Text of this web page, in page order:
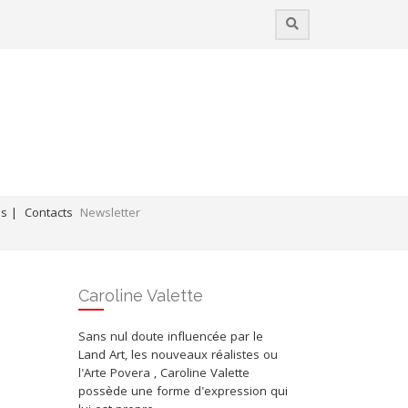
| Contacts Newsletter
Caroline Valette
Sans nul doute influencée par le
Land Art, les nouveaux réalistes ou
l'Arte Povera , Caroline Valette
possède une forme d'expression qui